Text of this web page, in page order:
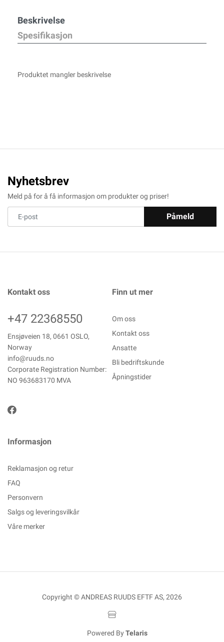
Beskrivelse
Spesifikasjon
Produktet mangler beskrivelse
Nyhetsbrev
Meld på for å få informasjon om produkter og priser!
Påmeld
Kontakt oss
+47 22368550
Ensjøveien 18, 0661 OSLO,
Norway
info@ruuds.no
Corporate Registration Number:
NO 963683170 MVA
Finn ut mer
Om oss
Kontakt oss
Ansatte
Bli bedriftskunde
Åpningstider
Informasjon
Reklamasjon og retur
FAQ
Personvern
Salgs og leveringsvilkår
Våre merker
Copyright © ANDREAS RUUDS EFTF AS, 2026
Powered By Telaris